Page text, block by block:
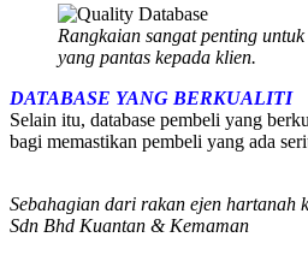
Rangkaian sangat penting
yang pantas kepada klien.
DATABASE YANG BERKUALITI
Selain itu, database pembeli yang
bagi memastikan pembeli yang ada
Sebahagian dari rakan ejen hartanah
Sdn Bhd Kuantan & Kemaman